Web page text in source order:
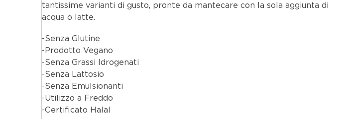
tantissime varianti di gusto, pronte da mantecare con la sola aggiunta di
acqua o latte.
-Senza Glutine
-Prodotto Vegano
-Senza Grassi Idrogenati
-Senza Lattosio
-Senza Emulsionanti
-Utilizzo a Freddo
-Certificato Halal